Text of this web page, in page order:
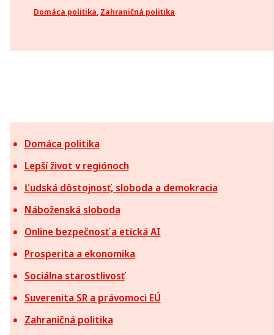
Domáca politika
Lepší život v regiónoch
Ľudská dôstojnosť, sloboda a demokracia
Náboženská sloboda
Online bezpečnosť a etická AI
Prosperita a ekonomika
Sociálna starostlivosť
Suverenita SR a právomoci EÚ
Zahraničná politika
Domáca politika, Zahraničná politika